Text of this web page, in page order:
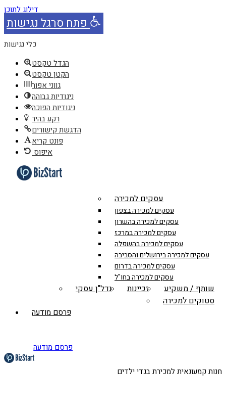
דילוג לתוכן
פתח סרגל נגישות
כלי נגישות
הגדל טקסט
הקטן טקסט
גווני אפור
ניגודיות גבוהה
ניגודיות הפוכה
רקע בהיר
הדגשת קישורים
פונט קריא
איפוס
עסקים למכירה
עסקים למכירה בצפון
עסקים למכירה בהשרון
עסקים למכירה במרכז
עסקים למכירה בהשפלה
עסקים למכירה בירושלים והסביבה
עסקים למכירה בדרום
עסקים למכירה בחו"ל
שותף / משקיע זכיינות
נדל"ן עסקי
סטוקים למכירה
פרסם מודעה
פרסם מודעה
חנות קמעונאית למכירת בגדי ילדים